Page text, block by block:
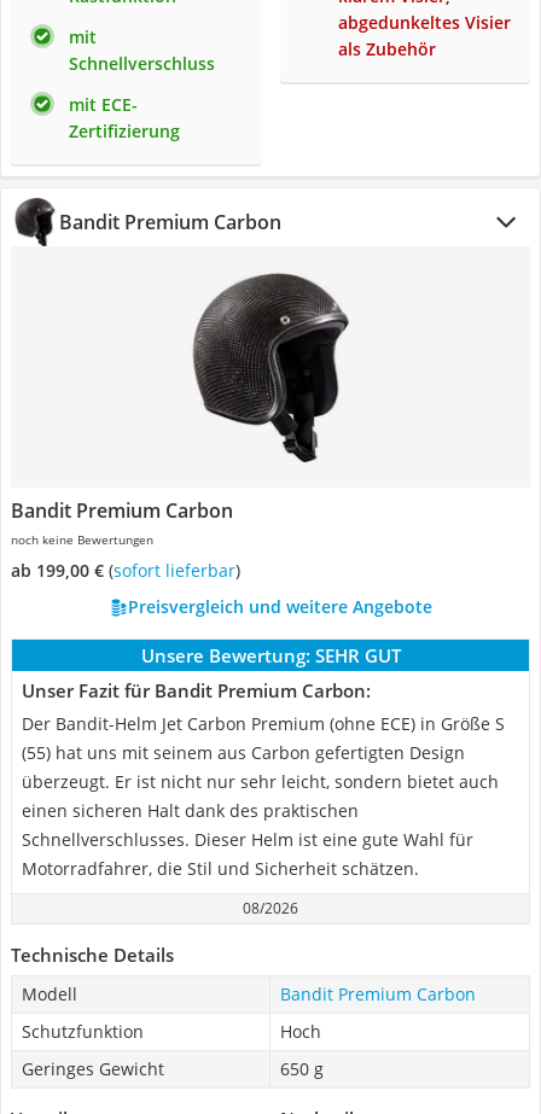
mit
Schnellverschluss
mit ECE-
Zertifizierung
abgedunkeltes Visier
als Zubehör
Bandit Premium Carbon
Bandit Premium Carbon
noch keine Bewertungen
ab 199,00 € ( Sofort lieferbar)
Preisvergleich und weitere Angebote
Unsere Bewertung: SEHR GUT
Unser Fazit für Bandit Premium Carbon:
Der Bandit-Helm Jet Carbon Premium (ohne ECE) in Größe S
(55) hat uns mit seinem aus Carbon gefertigten Design
überzeugt. Er ist nicht nur sehr leicht, sondern bietet auch
einen sicheren Halt dank des praktischen
Schnellverschlusses. Dieser Helm ist eine gute Wahl für
Motorradfahrer, die Stil und Sicherheit schätzen.
08/2026
Technische Details
Modell
Bandit Premium Carbon
Schutzfunktion
Hoch
Geringes Gewicht
650 g